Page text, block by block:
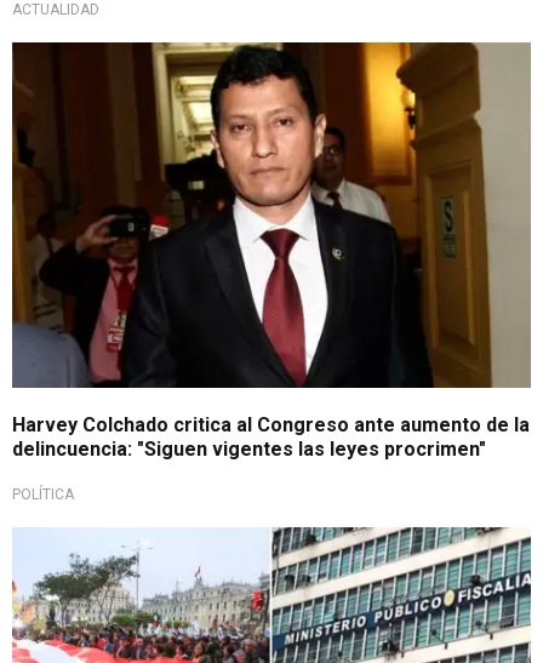
ACTUALIDAD
Cuestiona normas aprobadas
Harvey Colchado critica al Congreso ante aumento de la
delincuencia: "Siguen vigentes las leyes procrimen"
POLÍTICA
Todos contra el crimen